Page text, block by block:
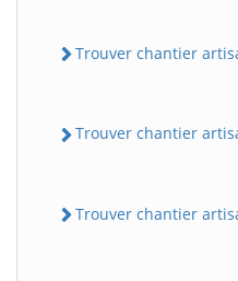
Trouver chantier
Trouver chantier
Trouver chantier